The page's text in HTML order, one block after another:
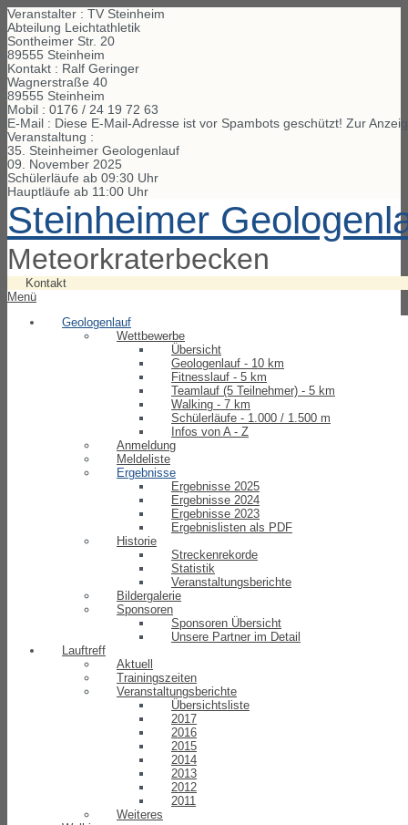
Veranstalter : TV Steinheim
Abteilung Leichtathletik
Sontheimer Str. 20
89555 Steinheim
Kontakt : Ralf Geringer
Wagnerstraße 40
89555 Steinheim
Mobil : 0176 / 24 19 72 63
E-Mail : Diese E-Mail-Adresse ist vor Spambots geschützt! Zur
Veranstaltung :
35. Steinheimer Geologenlauf
09. November 2025
Schülerläufe ab 09:30 Uhr
Hauptläufe ab 11:00 Uhr
Steinheimer
Meteorkraterbecken
Kontakt
Menü
Geologenlauf
Wettbewerbe
Übersicht
Geologenlauf - 10 km
Fitnesslauf - 5 km
Teamlauf (5 Teilnehmer) - 5 km
Walking - 7 km
Schülerläufe - 1.000 / 1.500 m
Infos von A - Z
Anmeldung
Meldeliste
Ergebnisse
Ergebnisse 2025
Ergebnisse 2024
Ergebnisse 2023
Ergebnislisten als PDF
Historie
Streckenrekorde
Statistik
Veranstaltungsberichte
Bildergalerie
Sponsoren
Sponsoren Übersicht
Unsere Partner im Detail
Lauftreff
Aktuell
Trainingszeiten
Veranstaltungsberichte
Übersichtsliste
2017
2016
2015
2014
2013
2012
2011
Weiteres